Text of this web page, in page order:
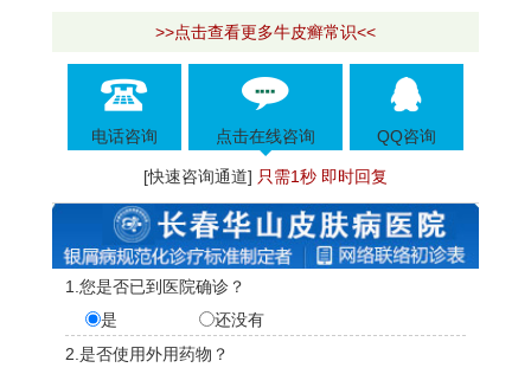
>>点击查看更多牛皮癣常识<<
电话咨询 点击在线咨询 QQ咨询
[快速咨询通道] 只需1秒 即时回复
1.您是否已到医院确诊？
是
还没有
2.是否使用外用药物？